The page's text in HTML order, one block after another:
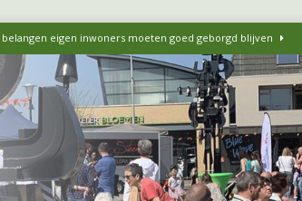
belangen eigen inwoners moeten goed geborgd blijven
van lokale partijen uit heel Nederland: schaf het
voor onafhankelijke wethouder Sociaal Domein